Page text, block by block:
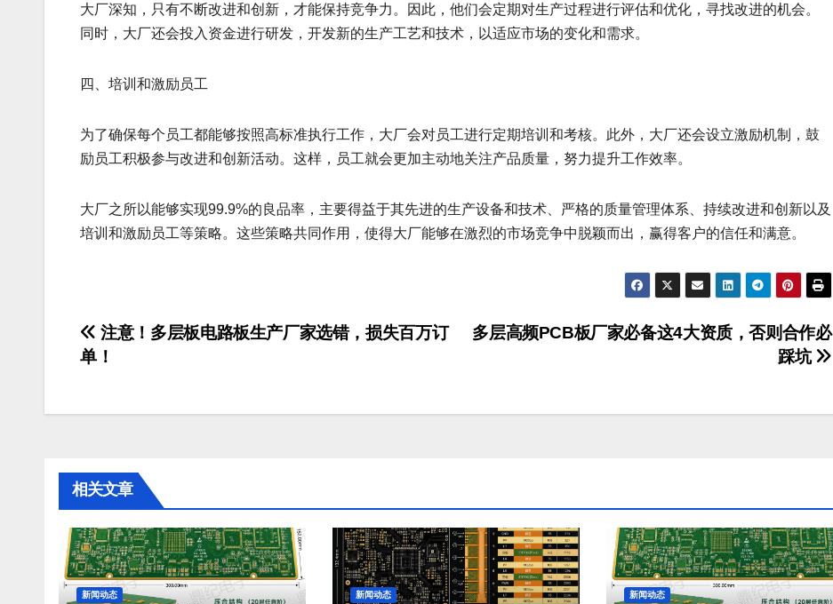
大厂深知，只有不断改进和创新，才能保持竞争力。因此，他们会定期对生产过程进行评估和优化，寻找改进的机会。
同时，大厂还会投入资金进行研发，开发新的生产工艺和技术，以适应市场的变化和需求。
四、培训和激励员工
为了确保每个员工都能够按照高标准执行工作，大厂会对员工进行定期培训和考核。此外，大厂还会设立激励机制，鼓
励员工积极参与改进和创新活动。这样，员工就会更加主动地关注产品质量，努力提升工作效率。
大厂之所以能够实现99.9%的良品率，主要得益于其先进的生产设备和技术、严格的质量管理体系、持续改进和创新以及
培训和激励员工等策略。这些策略共同作用，使得大厂能够在激烈的市场竞争中脱颖而出，赢得客户的信任和满意。
文
章
导
多层高频PCB板厂家必备这4大资质，否则合作必
踩坑
注意！多层板电路板生产厂家选错，损失百万订
单！
相关文章
新闻动态 新闻动态 新闻动态